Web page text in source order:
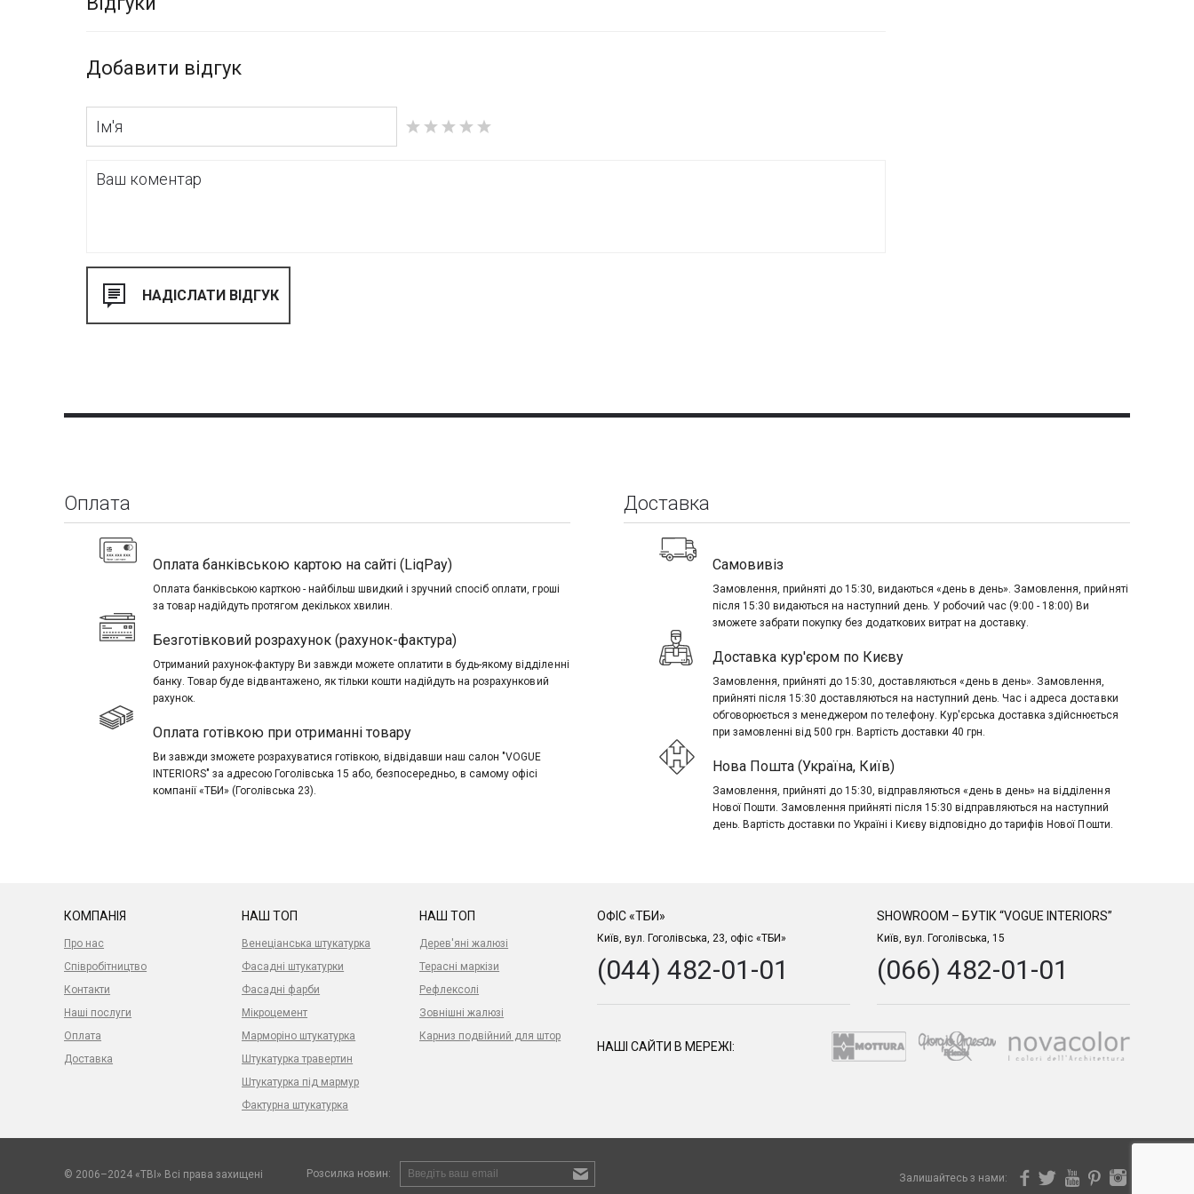
самостійно або із залученням своїх декораторів.
Добавити відгук
Оплата
Оплата банківською картою на сайті (LiqPay)
Оплата банківською карткою - найбільш швидкий і зручний спосіб оплати, гроші
за товар надійдуть протягом декількох хвилин.
Безготівковий розрахунок (рахунок-фактура)
Отриманий рахунок-фактуру Ви завжди можете оплатити в будь-якому відділенні
банку. Товар буде відвантажено, як тільки кошти надійдуть на розрахунковий
рахунок.
Оплата готівкою при отриманні товару
Ви завжди зможете розрахуватися готівкою, відвідавши наш салон "VOGUE
INTERIORS" за адресою Гоголівська 15 або, безпосередньо, в самому офісі
компанії «ТБИ» (Гоголівська 23).
Доставка
Самовивіз
Замовлення, прийняті до 15:30, видаються «день в день». Замовлення, прийняті
після 15:30 видаються на наступний день. У робочий час (9:00 - 18:00) Ви
зможете забрати покупку без додаткових витрат на доставку.
Доставка кур'єром по Києву
Замовлення, прийняті до 15:30, доставляються «день в день». Замовлення,
прийняті після 15:30 доставляються на наступний день. Час і адреса доставки
обговорюється з менеджером по телефону. Кур'єрська доставка здійснюється
при замовленні від 500 грн. Вартість доставки 40 грн.
Нова Пошта (Україна, Київ)
Замовлення, прийняті до 15:30, відправляються «день в день» на відділення
Нової Пошти. Замовлення прийняті після 15:30 відправляються на наступний
день. Вартість доставки по Україні і Києву відповідно до тарифів Нової Пошти.
КОМПАНІЯ
Про нас
Співробітництво
Контакти
Наші послуги
Оплата
Доставка
НАШ ТОП
Венеціанська штукатурка
Фасадні штукатурки
Фасадні фарби
Мікроцемент
Марморіно штукатурка
Штукатурка травертин
Штукатурка під мармур
Фактурна штукатурка
НАШ ТОП
Дерев'яні жалюзі
Терасні маркізи
Рефлексолі
Зовнішні жалюзі
Карниз подвійний для штор
ОФІС «ТБИ»
Київ, вул. Гоголівська, 23, офіс «ТБИ»
(044) 482-01-01
SHOWROOM – БУТІК “VOGUE INTERIORS”
Київ, вул. Гоголівська, 15
(066) 482-01-01
НАШІ САЙТИ В МЕРЕЖІ:
© 2006–2024 «TBI» Всі права захищені Розсилка новин: Залишайтесь з нами: